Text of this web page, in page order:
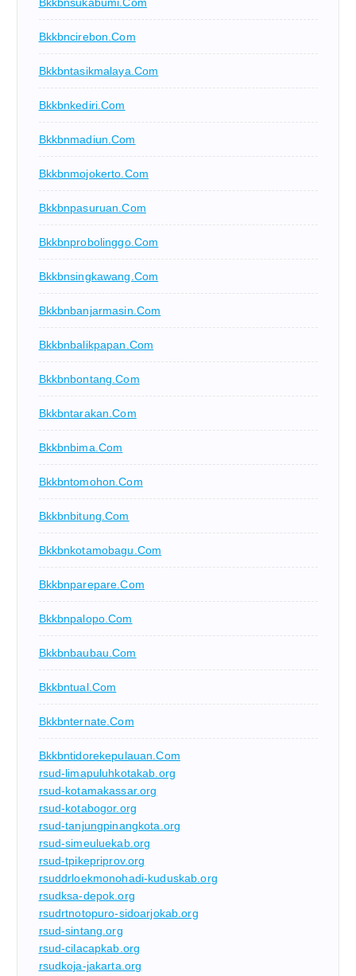
Bkkbnsukabumi.com
Bkkbncirebon.com
Bkkbntasikmalaya.com
Bkkbnkediri.com
Bkkbnmadiun.com
Bkkbnmojokerto.com
Bkkbnpasuruan.com
Bkkbnprobolinggo.com
Bkkbnsingkawang.com
Bkkbnbanjarmasin.com
Bkkbnbalikpapan.com
Bkkbnbontang.com
Bkkbntarakan.com
Bkkbnbima.com
Bkkbntomohon.com
Bkkbnbitung.com
Bkkbnkotamobagu.com
Bkkbnparepare.com
Bkkbnpalopo.com
Bkkbnbaubau.com
Bkkbntual.com
Bkkbnternate.com
Bkkbntidorekepulauan.com
rsud-limapuluhkotakab.org
rsud-kotamakassar.org
rsud-kotabogor.org
rsud-tanjungpinangkota.org
rsud-simeuluekab.org
rsud-tpikepriprov.org
rsuddrloekmonohadi-kuduskab.org
rsudksa-depok.org
rsudrtnotopuro-sidoarjokab.org
rsud-sintang.org
rsud-cilacapkab.org
rsudkoja-jakarta.org